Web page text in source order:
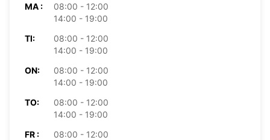
MA :
08:00 - 12:00
14:00 - 19:00
TI:
08:00 - 12:00
14:00 - 19:00
ON:
08:00 - 12:00
14:00 - 19:00
TO:
08:00 - 12:00
14:00 - 19:00
FR :
08:00 - 12:00